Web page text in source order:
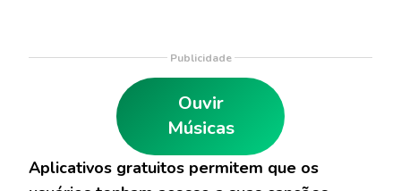
Publicidade
Ouvir
Músicas
Aplicativos gratuitos permitem que os